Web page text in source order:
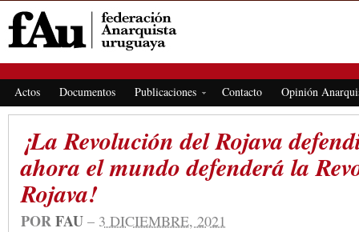
Actos Documentos Publicaciones Contacto Opinión
¡La Revolución del Rojava
ahora el mundo defenderá la
Rojava!
PORFAU – 3 DICIEMBRE, 2021